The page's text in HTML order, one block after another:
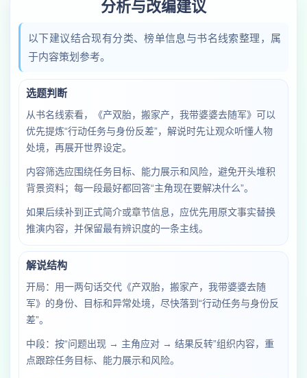
分析与改编建议
以下建议结合现有分类、榜单信息与书名线索整理，属
于内容策划参考。
选题判断
从书名线索看，《产双胎，搬家产，我带婆婆去随军》可以
优先提炼“行动任务与身份反差”，解说时先让观众听懂人物
处境，再展开世界设定。
内容筛选应围绕任务目标、能力展示和风险，避免开头堆积
背景资料；每一段最好都回答“主角现在要解决什么”。
如果后续补到正式简介或章节信息，应优先用原文事实替换
推演内容，并保留最有辨识度的一条主线。
解说结构
开局：用一两句话交代《产双胎，搬家产，我带婆婆去随
军》的身份、目标和异常处境，尽快落到“行动任务与身份反
差”。
中段：按“问题出现 → 主角应对 → 结果反转”组织内容，重
点跟踪任务目标、能力展示和风险。